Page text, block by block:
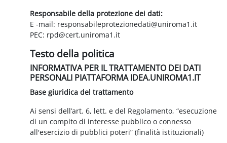
Responsabile della protezione dei dati:
E -mail: responsabileprotezionedati@uniroma1.it
PEC: rpd@cert.uniroma1.it
Testo della politica
INFORMATIVA PER IL TRATTAMENTO DEI DATI
PERSONALI PIATTAFORMA IDEA.UNIROMA1.IT
Base giuridica del trattamento
Ai sensi dell’art. 6, lett. e del Regolamento, “esecuzione
di un compito di interesse pubblico o connesso
all'esercizio di pubblici poteri” (finalità istituzionali)